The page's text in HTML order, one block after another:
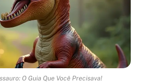
O Guia Que Você Precisava!